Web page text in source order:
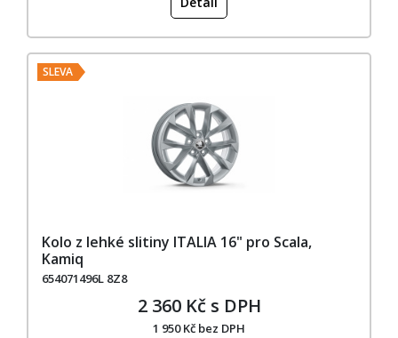
SLEVA
Kolo z lehké slitiny ITALIA 16" pro Scala,
Kamiq
654071496L 8Z8
2 360 Kč s DPH
1 950 Kč bez DPH